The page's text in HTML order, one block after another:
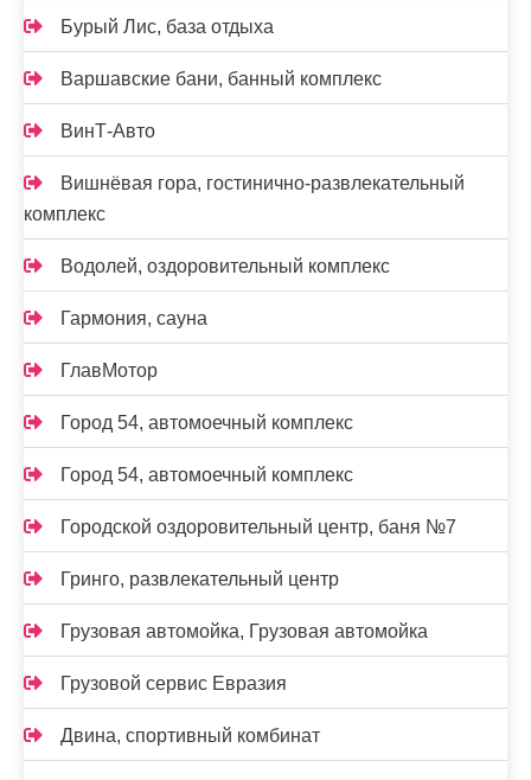
Бурый Лис, база отдыха
Варшавские бани, банный комплекс
ВинТ-Авто
Вишнёвая гора, гостинично-развлекательный
комплекс
Водолей, оздоровительный комплекс
Гармония, сауна
ГлавМотор
Город 54, автомоечный комплекс
Город 54, автомоечный комплекс
Городской оздоровительный центр, баня №7
Гринго, развлекательный центр
Грузовая автомойка, Грузовая автомойка
Грузовой сервис Евразия
Двина, спортивный комбинат